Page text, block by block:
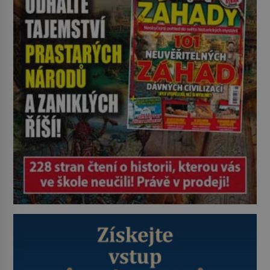
pravdu na padrť a prohlásit, že to
byl jen životem unavený a drogou
ovládaný muž? Marcus Aurelius byl
zastáncem stoicismu, učení, […]